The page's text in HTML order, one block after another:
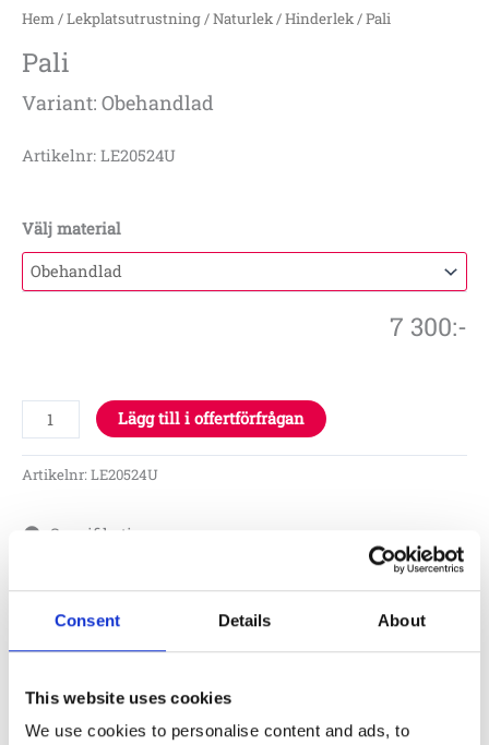
Consent Details About
This website uses cookies
We use cookies to personalise content and ads, to
Hem/Lekplatsutrustning/Naturlek/Hinderlek/ Pali
Pali
Variant: Obehandlad
Artikelnr: LE20524U
Välj material
7 300:-
Lägg till i offertförfrågan
Artikelnr:LE20524U
Specifikationer
1 x 0,2 x 0,5 m